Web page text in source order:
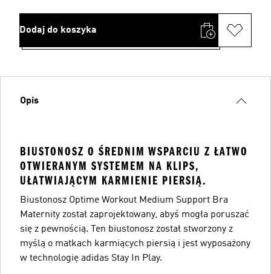
Dodaj do koszyka
Opis
BIUSTONOSZ O ŚREDNIM WSPARCIU Z ŁATWO
OTWIERANYM SYSTEMEM NA KLIPS,
UŁATWIAJĄCYM KARMIENIE PIERSIĄ.
Biustonosz Optime Workout Medium Support Bra
Maternity został zaprojektowany, abyś mogła poruszać
się z pewnością. Ten biustonosz został stworzony z
myślą o matkach karmiących piersią i jest wyposażony
w technologię adidas Stay In Play.